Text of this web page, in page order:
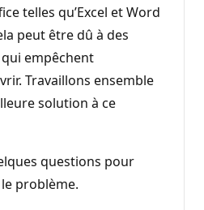
telles qu’Excel et Word
peut être dû à des
empêchent
Travaillons ensemble
solution à ce
questions pour
problème.